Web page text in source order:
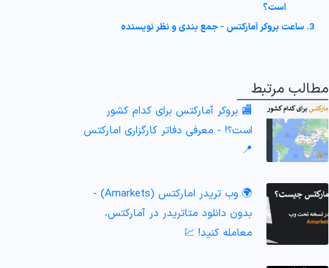
است؟
3. ساعت بروکر آمارکتس - جمع بندی و نظر نویسنده
مطالب مرتبط
🏬 بروکر آمارکتس برای کدام کشور
است؟! - معرفی دفاتر کارگزاری امارکتس
📍
🌍 وب تریدر امارکتس (Amarkets) -
بدون دانلود متاتریدر در آمارکتس،
معامله کنید! 💹